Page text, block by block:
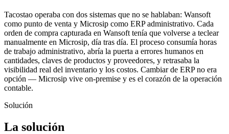
Tacostao operaba con dos sistemas que no se hablaban: Wansoft
como punto de venta y Microsip como ERP administrativo. Cada
orden de compra capturada en Wansoft tenía que volverse a teclear
manualmente en Microsip, día tras día. El proceso consumía horas
de trabajo administrativo, abría la puerta a errores humanos en
cantidades, claves de productos y proveedores, y retrasaba la
visibilidad real del inventario y los costos. Cambiar de ERP no era
opción — Microsip vive on-premise y es el corazón de la operación
contable.
Solución
La solución